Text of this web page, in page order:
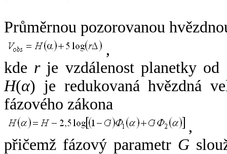
Průměrnou pozorovanou
,
kde rje vzdálenost planetky od
H(α) je redukovaná hvězdná
fázového zákona
,
přičemž fázový parametr G